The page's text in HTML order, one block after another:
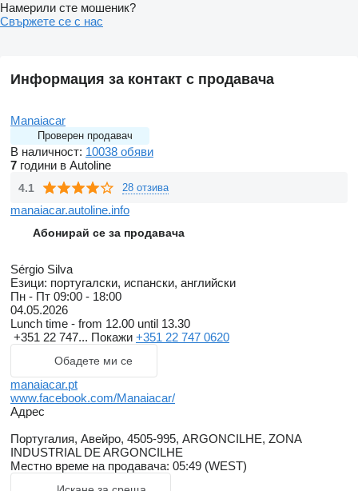
Намерили сте мошеник?
Свържете се с нас
Информация за контакт с продавача
Manaiacar
Проверен продавач
В наличност: 10038 обяви
7 години в Autoline
4.1 28 отзива
manaiacar.autoline.info
Абонирай се за продавача
Sérgio Silva
Езици: португалски, испански, английски
Пн - Пт 09:00 - 18:00
04.05.2026
Lunch time - from 12.00 until 13.30
+351 22 747... Покажи +351 22 747 0620
Обадете ми се
manaiacar.pt
www.facebook.com/Manaiacar/
Адрес
Португалия, Авейро, 4505-995, ARGONCILHE, ZONA
INDUSTRIAL DE ARGONCILHE
Местно време на продавача: 05:49 (WEST)